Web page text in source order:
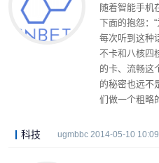
随着智能手机
下面的抱怨：
每次听到这种
不卡和八核四
的卡、流畅这
的秘密也远不
们做一个粗略
科技 ugmbbc 2014-05-10 10:09